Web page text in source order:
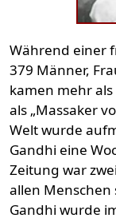
Während einer
379 Männer,
kamen mehr
als „Massaker
Welt wurde
Gandhi eine
Zeitung war
allen
Gandhi wurde